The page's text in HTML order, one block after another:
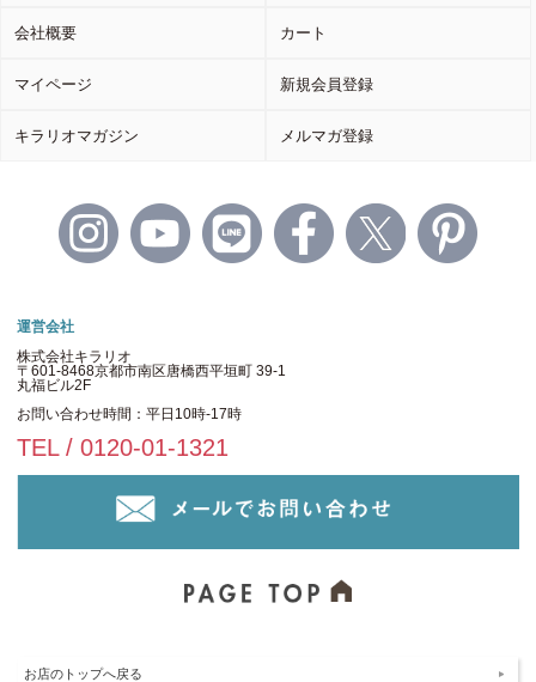
会社概要 カート
マイページ 新規会員登録
キラリオマガジン メルマガ登録
運営会社
株式会社キラリオ
〒601-8468京都市南区唐橋西平垣町 39-1
丸福ビル2F
お問い合わせ時間：平日10時-17時
TEL / 0120-01-1321
お店のトップへ戻る